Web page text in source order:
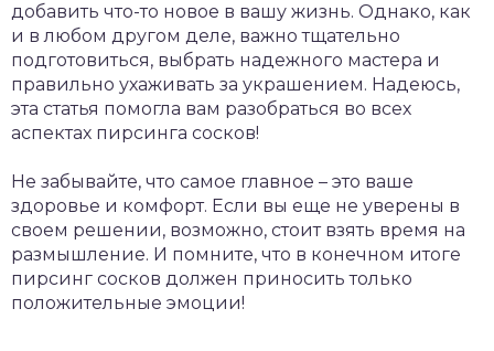
добавить что-то новое в вашу жизнь. Однако, как
и в любом другом деле, важно тщательно
подготовиться, выбрать надежного мастера и
правильно ухаживать за украшением. Надеюсь,
эта статья помогла вам разобраться во всех
аспектах пирсинга сосков!
Не забывайте, что самое главное – это ваше
здоровье и комфорт. Если вы еще не уверены в
своем решении, возможно, стоит взять время на
размышление. И помните, что в конечном итоге
пирсинг сосков должен приносить только
положительные эмоции!